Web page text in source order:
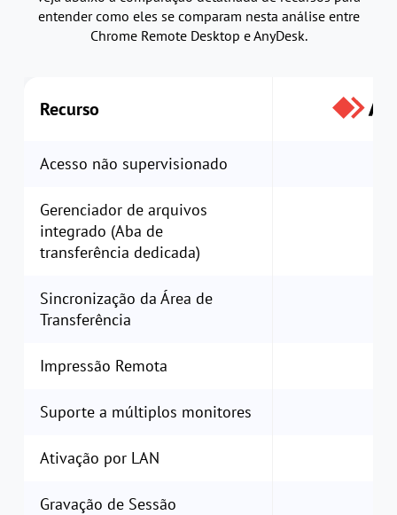
entender como eles se comparam nesta análise entre
Chrome Remote Desktop e AnyDesk.
Recurso
Acesso não supervisionado
Gerenciador de arquivos
integrado (Aba de
transferência dedicada)
Sincronização da Área de
Transferência
Impressão Remota
Suporte a múltiplos monitores
Ativação por LAN
Gravação de Sessão